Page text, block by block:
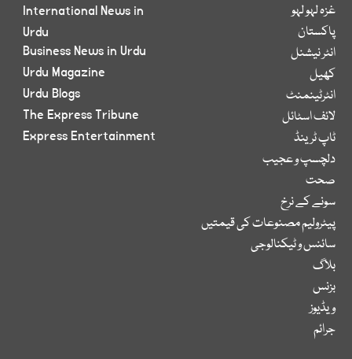
غزہ لہو لہو
پاکستان
انٹر نیشنل
کھیل
انٹرٹینمنٹ
لائف اسٹائل
ٹاپ ٹرینڈ
دلچسپ و عجیب
صحت
سونے کے نرخ
پیٹرولیم مصنوعات کی قیمتیں
سائنس و ٹیکنالوجی
بلاگ
بزنس
ویڈیوز
جرائم
International News in
Urdu
Business News in Urdu
Urdu Magazine
Urdu Blogs
The Express Tribune
Express Entertainment